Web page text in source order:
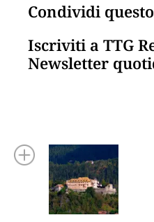
Condividi
Iscriviti a TTG
Newsletter